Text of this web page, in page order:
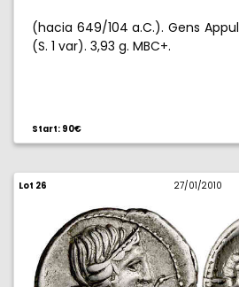
(hacia 649/104 a.C.). Gens
(S. 1 var). 3,93 g. MBC+.
Start: 90€
Lot 26 27/01/2010